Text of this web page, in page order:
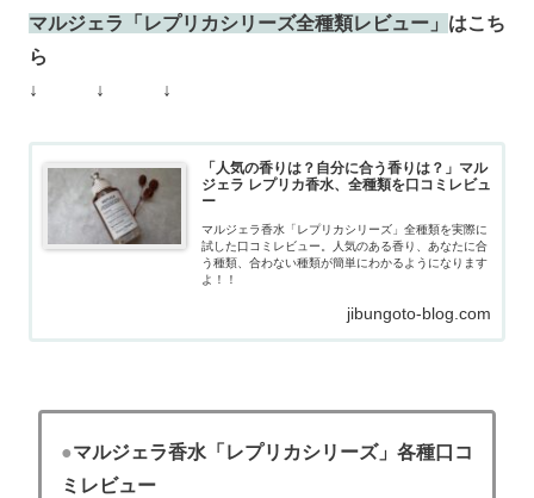
マルジェラ「レプリカシリーズ全種類レビュー」 はこち
ら
↓ ↓ ↓
「人気の香りは？自分に合う香りは？」マル
ジェラ レプリカ香水、全種類を口コミレビュ
ー
マルジェラ香水「レプリカシリーズ」全種類を実際に
試した口コミレビュー。人気のある香り、あなたに合
う種類、合わない種類が簡単にわかるようになります
よ！！
jibungoto-blog.com
●マルジェラ香水「レプリカシリーズ」各種口コ
ミレビュー